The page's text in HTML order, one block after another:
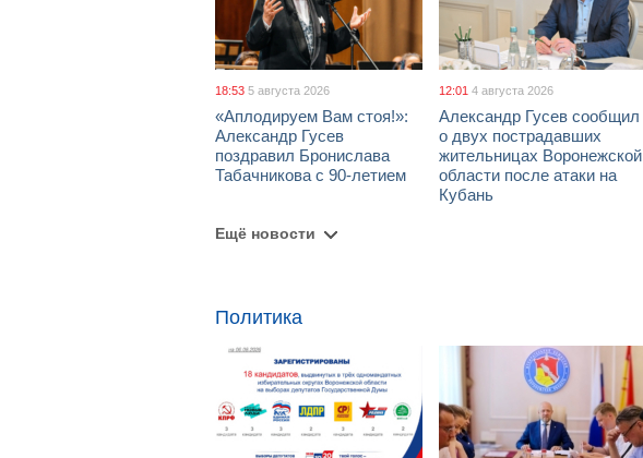
18:53 5 августа 2026
«Аплодируем Вам стоя!»:
Александр Гусев
поздравил Бронислава
Табачникова с 90-летием
12:01 4 августа 2026
Александр Гусев сообщил
о двух пострадавших
жительницах Воронежской
области после атаки на
Кубань
Ещё новости
Политика